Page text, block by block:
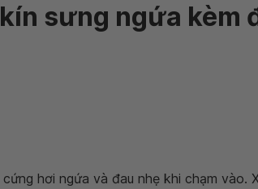
sưng ngứa kèm
hơi ngứa và đau nhẹ khi chạm vào.